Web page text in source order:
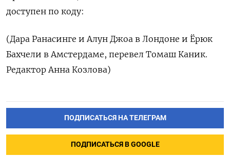
доступен по коду:
(Дара Ранасинге и Алун Джоа в Лондоне и Ёрюк
Бахчели в Амстердаме, перевел Томаш Каник.
Редактор Анна Козлова)
ПОДПИСАТЬСЯ НА ТЕЛЕГРАМ
ПОДПИСАТЬСЯ В GOOGLE